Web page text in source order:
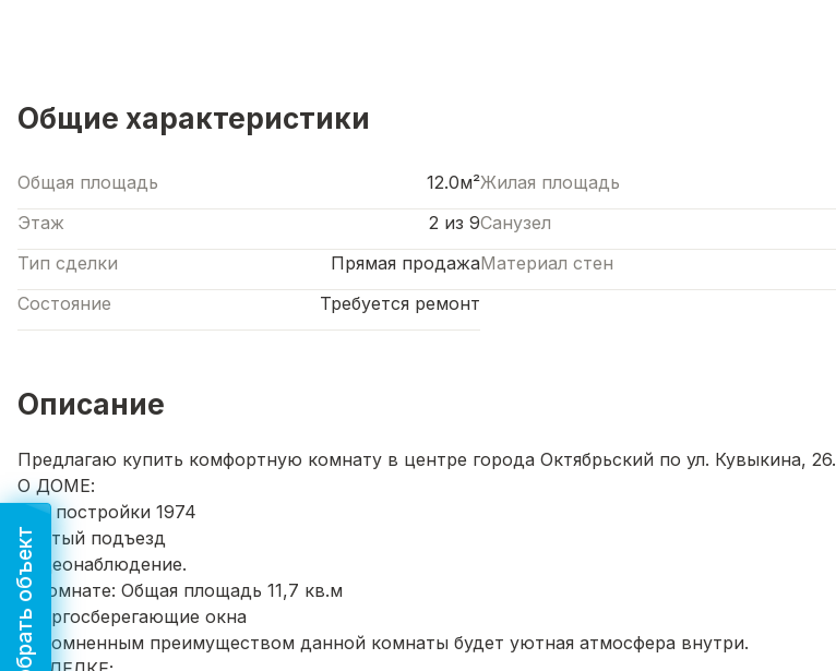
Общие характеристики
Общая площадь 12.0м²Жилая площадь
Этаж
2 из 9Санузел
Тип сделки
Прямая продажаМатериал стен
Состояние
Требуется ремонт
Описание
Предлагаю купить комфортную комнату в центре города Октябрьский пo ул. Кувыкина, 26.
О ДОМЕ:
Год постройки 1974
Чистый подъезд
Видеонаблюдение.
О Комнате: Общая площадь 11,7 кв.м
Энергосберегающие окна
Несомненным преимуществом данной комнаты будет уютная атмосфера внутри.
Подобрать объект